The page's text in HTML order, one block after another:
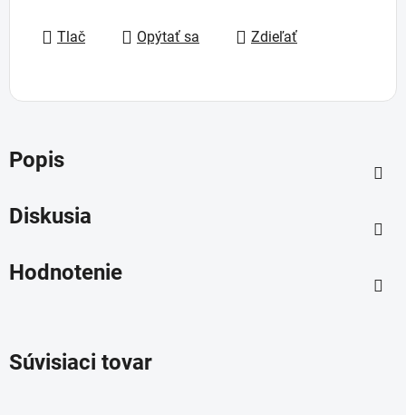
Tlač
Opýtať sa Zdieľať
Popis
Diskusia
Hodnotenie
Súvisiaci tovar